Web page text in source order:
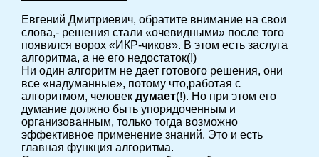
Евгений Дмитриевич, обратите внимание на свои
слова,- решения стали «очевидными» после того
появился ворох «ИКР-чиков». В этом есть заслуга
алгоритма, а не его недостаток(!)
Ни один алгоритм не дает готового решения, они
все «надуманные», потому что,работая с
алгоритмом, человек думает(!). Но при этом его
думание должно быть упорядоченным и
организованным, только тогда возможно
эффективное применение знаний. Это и есть
главная функция алгоритма.